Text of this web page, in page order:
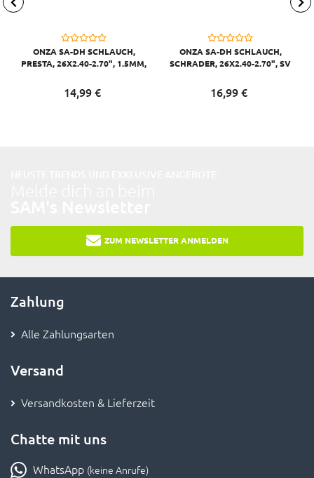
ONZA SA-DH SCHLAUCH,
PRESTA, 26X2.40-2.70", 1.5MM,
14,99 €
ONZA SA-DH SCHLAUCH,
SCHRADER, 26X2.40-2.70", SV
16,99 €
ZUM NEWSLETTER ANMELDEN
Zahlung
Alle Zahlungsarten
Versand
Versandkosten & Lieferzeit
Chatte mit uns
WhatsApp (keine Anrufe)